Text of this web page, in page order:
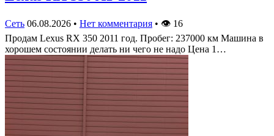
Сеть 06.08.2026 • Нет комментария • 👁 16
Продам Lexus RX 350 2011 год. Пробег: 237000 км Машина в
хорошем состоянии делать ни чего не надо Цена 1…